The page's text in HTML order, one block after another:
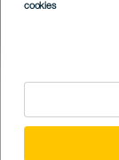
cookies
TIDLIGERE